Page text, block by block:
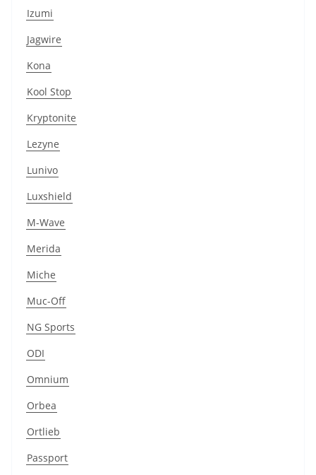
Izumi
Jagwire
Kona
Kool Stop
Kryptonite
Lezyne
Lunivo
Luxshield
M-Wave
Merida
Miche
Muc-Off
NG Sports
ODI
Omnium
Orbea
Ortlieb
Passport